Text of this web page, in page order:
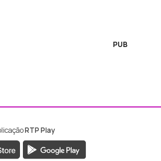
PUB
Madeira
RTP Play